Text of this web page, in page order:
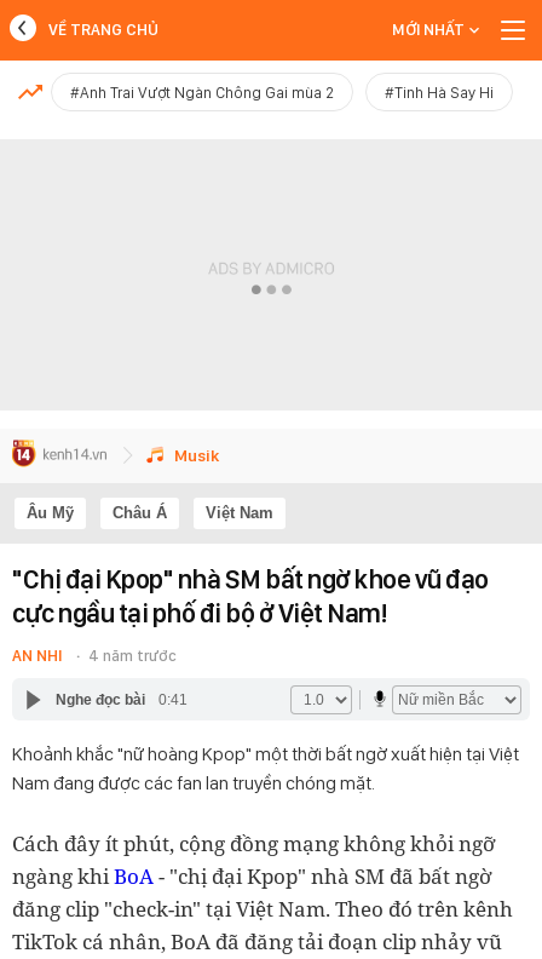
MỚI NHẤT
VỀ TRANG CHỦ MỚI NHẤT
#Anh Trai Vượt Ngàn Chông Gai mùa 2 #Tinh Hà Say Hi
Musik
Âu Mỹ Châu Á Việt Nam
"Chị đại Kpop" nhà SM bất ngờ khoe vũ đạo
cực ngầu tại phố đi bộ ở Việt Nam!
AN NHI 4 năm trước
Nghe đọc bài 0:41
Khoảnh khắc "nữ hoàng Kpop" một thời bất ngờ xuất hiện tại Việt
Nam đang được các fan lan truyền chóng mặt.
Cách đây ít phút, cộng đồng mạng không khỏi ngỡ
ngàng khiBoA- "chị đại Kpop" nhà SM đã bất ngờ
đăng clip "check-in" tại Việt Nam. Theo đó trên kênh
TikTok cá nhân, BoA đã đăng tải đoạn clip nhảy vũ